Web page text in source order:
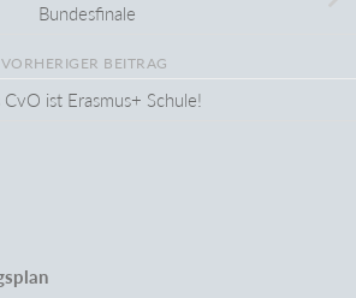
Bundesfinale
VORHERIGER BEITRAG
CvO ist Erasmus+ Schule!